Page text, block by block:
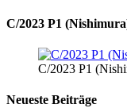
C/2023 P1
C/2023 P1
Neueste Beiträge